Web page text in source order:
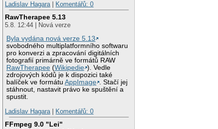
Ladislav Hagara| Komentářů: 0
RawTherapee 5.13
5.8. 12:44 | Nová verze
Byla vydána nová verze 5.13
svobodného multiplatformního softwaru
pro konverzi a zpracování digitálních
fotografií primárně ve formátů RAW
RawTherapee (Wikipedie ). Vedle
zdrojových kódů je k dispozici také
balíček ve formátuAppImage . Stačí jej
stáhnout, nastavit právo ke spuštění a
spustit.
Ladislav Hagara| Komentářů: 0
FFmpeg 9.0 "Lei"